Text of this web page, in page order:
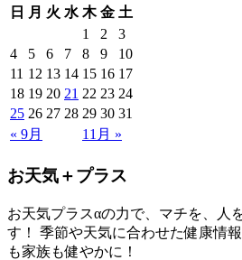
日
月 火 水 木 金 土
« 9月 11月 »
1 2
3
4
5 6 7 8 9
10
11 12 13 14 15 16 17
18 19 20 21 22 23 24
25 26 27 28 29 30 31
お天気＋プラス
お天気プラスαの力で、マチを、人
す！ 季節や天気に合わせた健康情
も家族も健やかに！